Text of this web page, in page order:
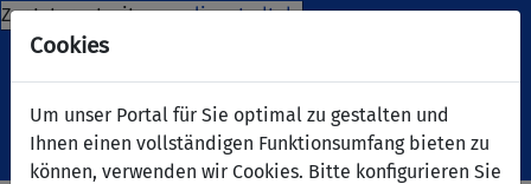
Cookies
Um unser Portal für Sie optimal zu gestalten und
Ihnen einen vollständigen Funktionsumfang bieten zu
können, verwenden wir Cookies. Bitte konfigurieren Sie
Zur Internetseitewww.lippstadt.de
Navigation ein-/ausblenden
Menü